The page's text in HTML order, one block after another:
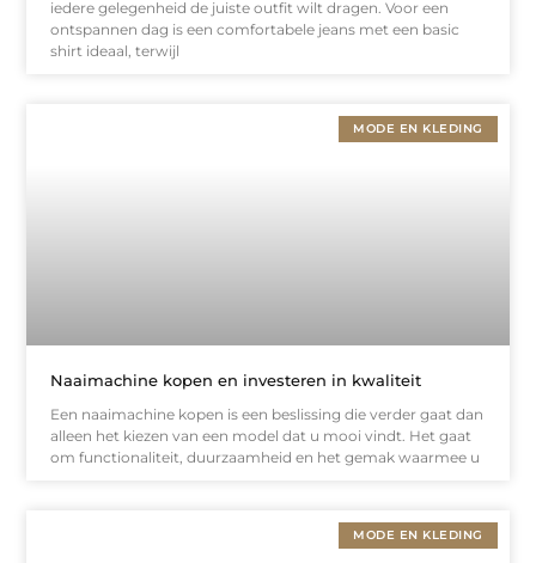
iedere gelegenheid de juiste outfit wilt dragen. Voor een
ontspannen dag is een comfortabele jeans met een basic
shirt ideaal, terwijl
MODE EN KLEDING
Naaimachine kopen en investeren in kwaliteit
Een naaimachine kopen is een beslissing die verder gaat dan
alleen het kiezen van een model dat u mooi vindt. Het gaat
om functionaliteit, duurzaamheid en het gemak waarmee u
MODE EN KLEDING